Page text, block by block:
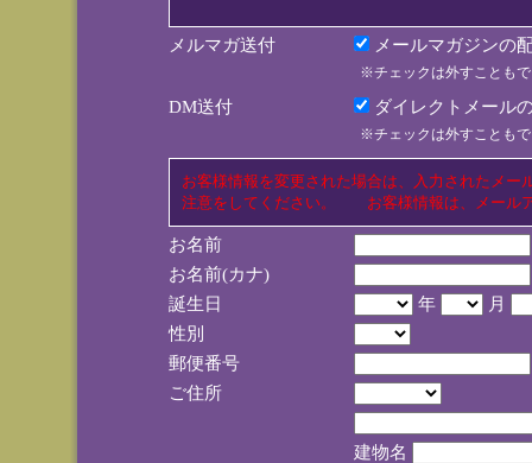
メルマガ送付 メールマガジンの
※チェックは外すことも
DM送付 ダイレクトメール
※チェックは外すことも
お客様情報を変更された場合は、入力されたメ
注意をしてください。 お客様情報は、メール
お名前
お名前(カナ)
誕生日
年
月
性別
郵便番号
ご住所
建物名